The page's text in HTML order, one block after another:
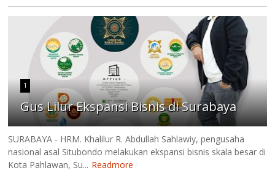
1
Gus Lilur Ekspansi Bisnis di Surabaya
SURABAYA - HRM. Khalilur R. Abdullah Sahlawiy, pengusaha
nasional asal Situbondo melakukan ekspansi bisnis skala besar di
Kota Pahlawan, Su... Readmore